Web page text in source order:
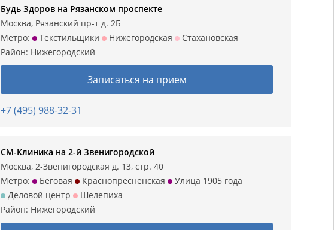
Будь Здоров на Рязанском проспекте
Москва, Рязанский пр-т д. 2Б
Метро:
Текстильщики Нижегородская
Стахановская
Район: Нижегородский
Записаться на прием
+7 (495) 988-32-31
СМ-Клиника на 2-й Звенигородской
Москва, 2-Звенигородская д. 13, стр. 40
Метро:
Беговая Краснопресненская
Улица 1905 года
Деловой центр
Шелепиха
Район: Нижегородский